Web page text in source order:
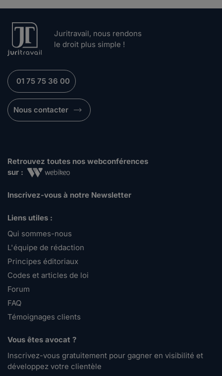
Juritravail, nous rendons
le droit plus simple !
01 75 75 36 00
Nous contacter
Retrouvez toutes nos webconférences
sur :
Inscrivez-vous à notre Newsletter
Liens utiles :
Qui sommes-nous
L'équipe de rédaction
Principes éditoriaux
Codes et articles de loi
Forum
FAQ
Témoignages clients
Vous êtes avocat ?
Inscrivez-vous gratuitement pour gagner en visibilité et
développez votre clientèle